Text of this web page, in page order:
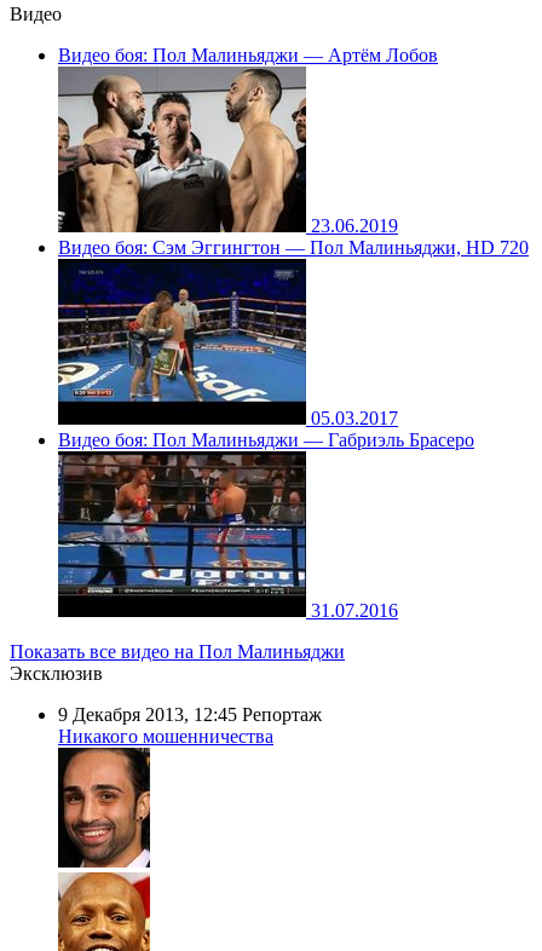
Видео
Видео боя: Пол Малиньяджи — Артём Лобов
23.06.2019
Видео боя: Сэм Эггингтон — Пол Малиньяджи, HD 720
05.03.2017
Видео боя: Пол Малиньяджи — Габриэль Брасеро
31.07.2016
Показать все видео на Пол Малиньяджи
Эксклюзив
9 Декабря 2013, 12:45 Репортаж
Никакого мошенничества